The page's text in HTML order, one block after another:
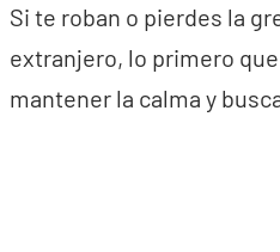
Si te roban o pierdes la
extranjero, lo primero
mantener la calma y